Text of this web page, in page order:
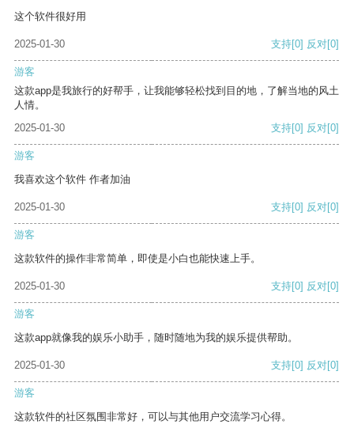
这个软件很好用
2025-01-30 支持[0] 反对[0]
游客
这款app是我旅行的好帮手，让我能够轻松找到目的地，了解当地的风土
人情。
2025-01-30
支持[0] 反对[0]
游客
我喜欢这个软件 作者加油
2025-01-30 支持[0] 反对[0]
游客
这款软件的操作非常简单，即使是小白也能快速上手。
2025-01-30 支持[0] 反对[0]
游客
这款app就像我的娱乐小助手，随时随地为我的娱乐提供帮助。
2025-01-30 支持[0] 反对[0]
游客
这款软件的社区氛围非常好，可以与其他用户交流学习心得。